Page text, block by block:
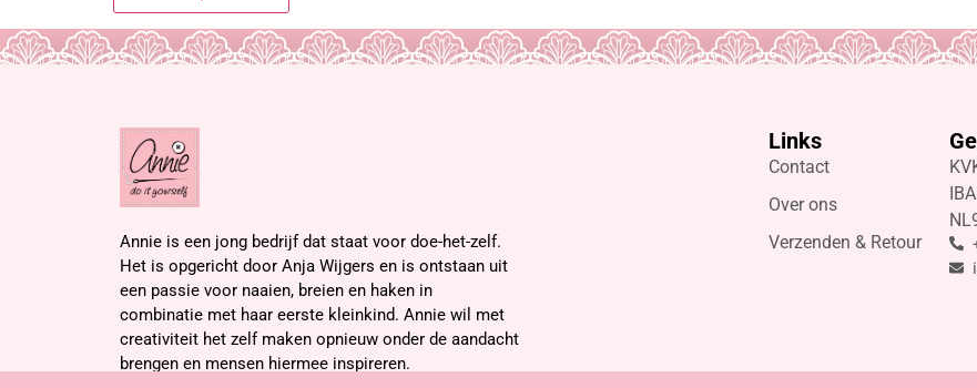
Annie is een jong bedrijf dat staat voor doe-het-zelf.
Het is opgericht door Anja Wijgers en is ontstaan uit
een passie voor naaien, breien en haken in
combinatie met haar eerste kleinkind. Annie wil met
creativiteit het zelf maken opnieuw onder de aandacht
brengen en mensen hiermee inspireren.
Links
Contact
Over ons
Verzenden & Retour